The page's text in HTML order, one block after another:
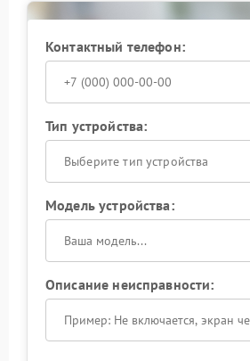
Контактный телефон:
Тип устройства:
Выберите тип устройства
Модель устройства:
Описание неисправности: